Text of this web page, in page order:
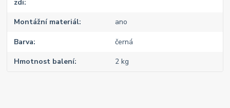
zdi
Montážní materiál ano
Barva černá
Hmotnost balení 2 kg